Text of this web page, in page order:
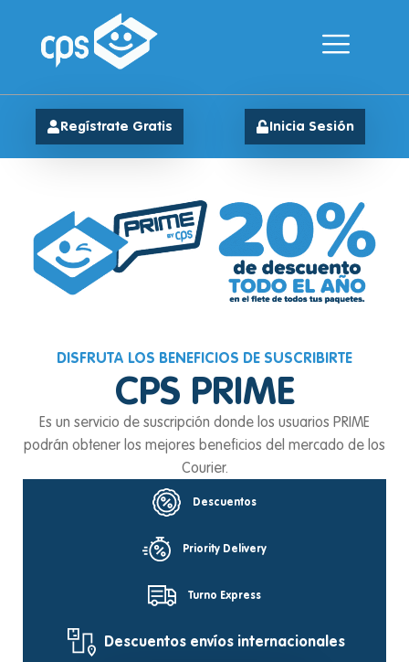
Regístrate Gratis Inicia Sesión
DISFRUTA LOS BENEFICIOS DE SUSCRIBIRTE
CPS PRIME
Es un servicio de suscripción donde los usuarios PRIME
podrán obtener los mejores beneficios del mercado de los
Courier.
Descuentos
Priority Delivery
Turno Express
Descuentos envíos internacionales